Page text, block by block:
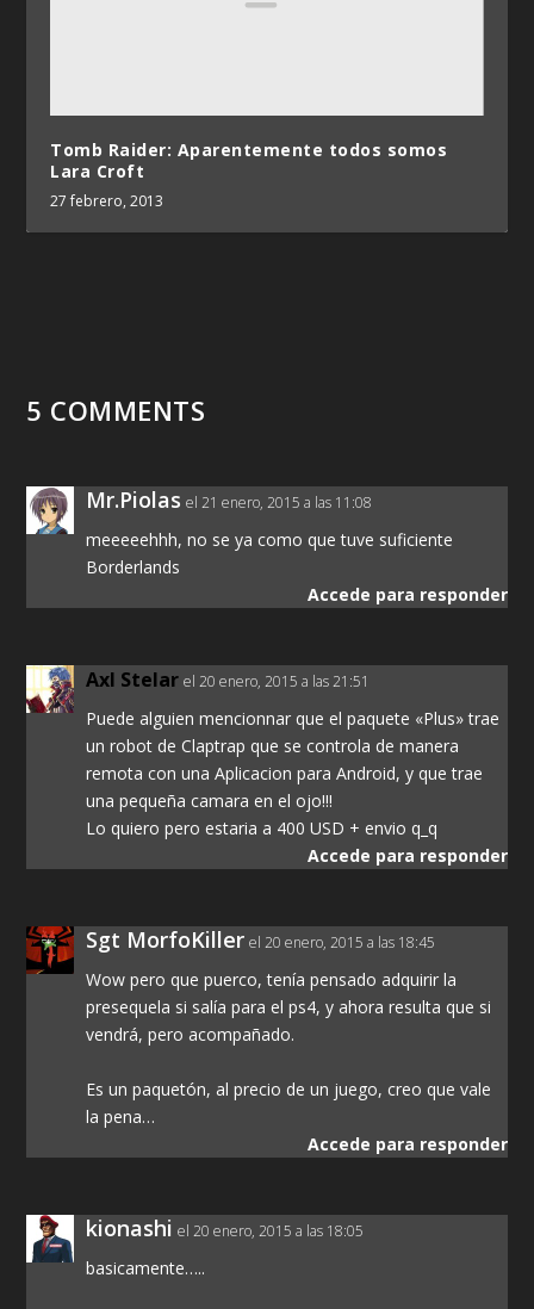
Tomb Raider: Aparentemente todos somos
Lara Croft
27 febrero, 2013
5 COMMENTS
Mr.Piolas el 21 enero, 2015 a las 11:08
meeeeehhh, no se ya como que tuve suficiente
Borderlands
Accede para responder
Axl Stelar el 20 enero, 2015 a las 21:51
Puede alguien mencionnar que el paquete «Plus» trae
un robot de Claptrap que se controla de manera
remota con una Aplicacion para Android, y que trae
una pequeña camara en el ojo!!!
Lo quiero pero estaria a 400 USD + envio q_q
Accede para responder
Sgt MorfoKiller el 20 enero, 2015 a las 18:45
Wow pero que puerco, tenía pensado adquirir la
presequela si salía para el ps4, y ahora resulta que si
vendrá, pero acompañado.
Es un paquetón, al precio de un juego, creo que vale
la pena…
Accede para responder
kionashi el 20 enero, 2015 a las 18:05
basicamente…..